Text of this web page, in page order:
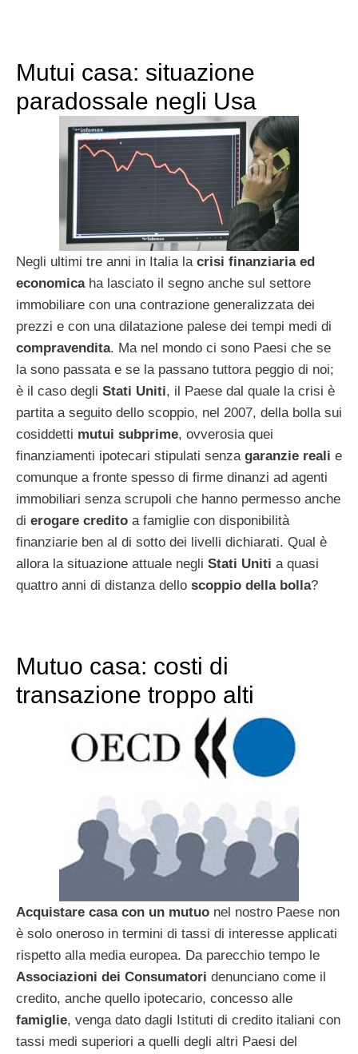
Mutui casa: situazione
paradossale negli Usa
Negli ultimi tre anni in Italia la crisi finanziaria ed
economicaha lasciato il segno anche sul settore
immobiliare con una contrazione generalizzata dei
prezzi e con una dilatazione palese dei tempi medi di
compravendita. Ma nel mondo ci sono Paesi che se
la sono passata e se la passano tuttora peggio di noi;
è il caso degli Stati Uniti, il Paese dal quale la crisi è
partita a seguito dello scoppio, nel 2007, della bolla sui
cosiddetti mutui subprime, ovverosia quei
finanziamenti ipotecari stipulati senza garanzie reali e
comunque a fronte spesso di firme dinanzi ad agenti
immobiliari senza scrupoli che hanno permesso anche
di erogare credito a famiglie con disponibilità
finanziarie ben al di sotto dei livelli dichiarati. Qual è
allora la situazione attuale negli Stati Uniti a quasi
quattro anni di distanza dello scoppio della bolla?
Mutuo casa: costi di
transazione troppo alti
Acquistare casa con un mutuo nel nostro Paese non
è solo oneroso in termini di tassi di interesse applicati
rispetto alla media europea. Da parecchio tempo le
Associazioni dei Consumatori denunciano come il
credito, anche quello ipotecario, concesso alle
famiglie, venga dato dagli Istituti di credito italiani con
tassi medi superiori a quelli degli altri Paesi del